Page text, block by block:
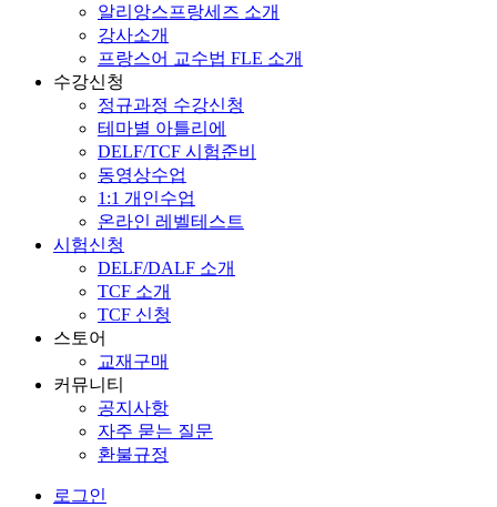
알리앙스프랑세즈 소개
강사소개
프랑스어 교수법 FLE 소개
수강신청
정규과정 수강신청
테마별 아틀리에
DELF/TCF 시험준비
동영상수업
1:1 개인수업
온라인 레벨테스트
시험신청
DELF/DALF 소개
TCF 소개
TCF 신청
스토어
교재구매
커뮤니티
공지사항
자주 묻는 질문
환불규정
로그인